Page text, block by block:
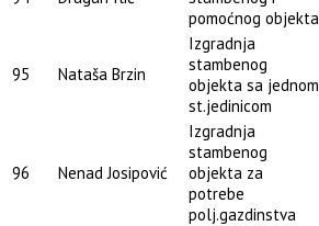
pomoćnog objekta
95 Nataša Brzin
Izgradnja
stambenog
objekta sa jednom
st.jedinicom
96 Nenad Josipović
Izgradnja
stambenog
objekta za
potrebe
polj.gazdinstva